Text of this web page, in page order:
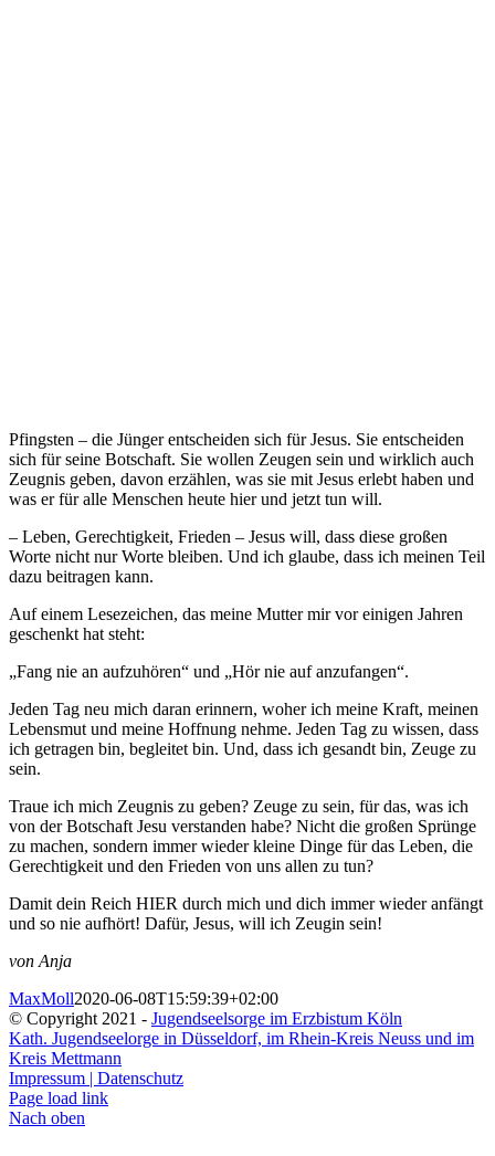
Pfingsten – die Jünger entscheiden sich für Jesus. Sie entscheiden
sich für seine Botschaft. Sie wollen Zeugen sein und wirklich auch
Zeugnis geben, davon erzählen, was sie mit Jesus erlebt haben und
was er für alle Menschen heute hier und jetzt tun will.
– Leben, Gerechtigkeit, Frieden – Jesus will, dass diese großen
Worte nicht nur Worte bleiben. Und ich glaube, dass ich meinen Teil
dazu beitragen kann.
Auf einem Lesezeichen, das meine Mutter mir vor einigen Jahren
geschenkt hat steht:
„Fang nie an aufzuhören“ und „Hör nie auf anzufangen“.
Jeden Tag neu mich daran erinnern, woher ich meine Kraft, meinen
Lebensmut und meine Hoffnung nehme. Jeden Tag zu wissen, dass
ich getragen bin, begleitet bin. Und, dass ich gesandt bin, Zeuge zu
sein.
Traue ich mich Zeugnis zu geben? Zeuge zu sein, für das, was ich
von der Botschaft Jesu verstanden habe? Nicht die großen Sprünge
zu machen, sondern immer wieder kleine Dinge für das Leben, die
Gerechtigkeit und den Frieden von uns allen zu tun?
Damit dein Reich HIER durch mich und dich immer wieder anfängt
und so nie aufhört! Dafür, Jesus, will ich Zeugin sein!
von Anja
MaxMoll2020-06-08T15:59:39+02:00
© Copyright 2021 - Jugendseelsorge im Erzbistum Köln
Kath. Jugendseelorge in Düsseldorf, im Rhein-Kreis Neuss und im
Kreis Mettmann
Impressum | Datenschutz
Page load link
Nach oben